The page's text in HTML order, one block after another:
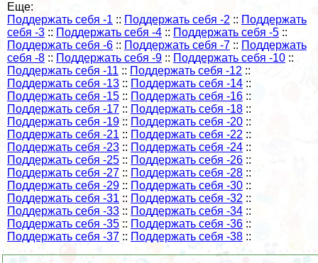
Еще:
Поддержать себя -1 :: Поддержать себя -2 :: Поддержать
себя -3 :: Поддержать себя -4 :: Поддержать себя -5 ::
Поддержать себя -6 :: Поддержать себя -7 :: Поддержать
себя -8 :: Поддержать себя -9 :: Поддержать себя -10 ::
Поддержать себя -11 :: Поддержать себя -12 ::
Поддержать себя -13 :: Поддержать себя -14 ::
Поддержать себя -15 :: Поддержать себя -16 ::
Поддержать себя -17 :: Поддержать себя -18 ::
Поддержать себя -19 :: Поддержать себя -20 ::
Поддержать себя -21 :: Поддержать себя -22 ::
Поддержать себя -23 :: Поддержать себя -24 ::
Поддержать себя -25 :: Поддержать себя -26 ::
Поддержать себя -27 :: Поддержать себя -28 ::
Поддержать себя -29 :: Поддержать себя -30 ::
Поддержать себя -31 :: Поддержать себя -32 ::
Поддержать себя -33 :: Поддержать себя -34 ::
Поддержать себя -35 :: Поддержать себя -36 ::
Поддержать себя -37 :: Поддержать себя -38 ::